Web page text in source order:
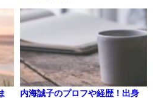
内海誠子のプロフや経歴！出身